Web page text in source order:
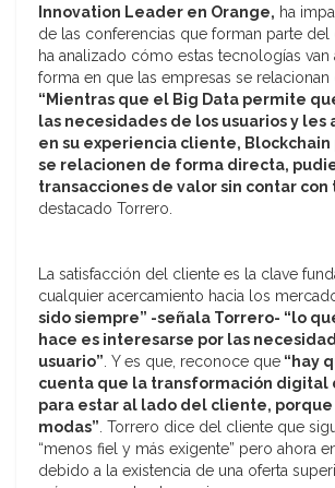
Innovation Leader en Orange, ha
de las conferencias que forman parte
ha analizado cómo estas tecnologías van
forma en que las empresas se relacionan
“Mientras que el Big Data permite
las necesidades de los usuarios y les
en su experiencia cliente,
se relacionen de forma directa,
transacciones de valor sin contar con
destacado Torrero.
La satisfacción del cliente es la clave
cualquier acercamiento hacia los
sido siempre” -señala Torrero- “lo
hace es interesarse por las
usuario” . Y es que, reconoce que “hay
cuenta que la transformación digital
para estar al lado del cliente, porque
modas” . Torrero dice del cliente que
“menos fiel y más exigente” pero ahora
debido a la existencia de una oferta